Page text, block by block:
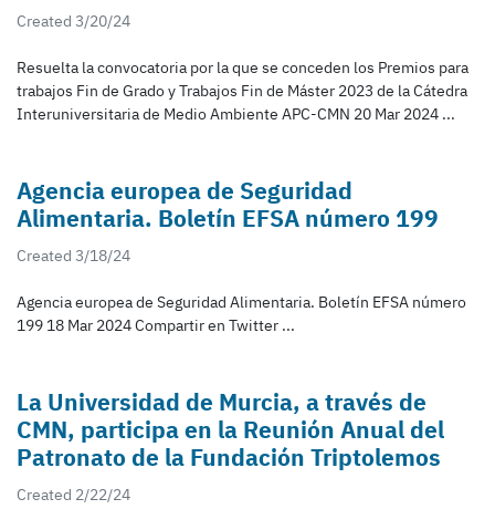
Created 3/20/24
Resuelta la convocatoria por la que se conceden los Premios para
trabajos Fin de Grado y Trabajos Fin de Máster 2023 de la Cátedra
Interuniversitaria de Medio Ambiente APC-CMN 20 Mar 2024 ...
Agencia europea de Seguridad
Alimentaria. Boletín EFSA número 199
Created 3/18/24
Agencia europea de Seguridad Alimentaria. Boletín EFSA número
199 18 Mar 2024 Compartir en Twitter ...
La Universidad de Murcia, a través de
CMN, participa en la Reunión Anual del
Patronato de la Fundación Triptolemos
Created 2/22/24